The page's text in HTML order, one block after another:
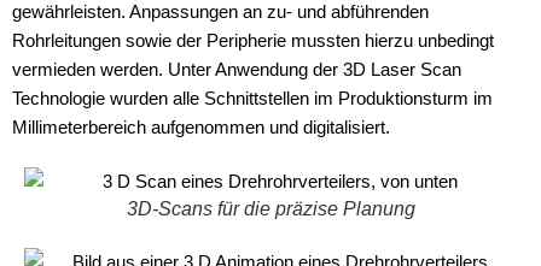
gewährleisten. Anpassungen an zu- und abführenden
Rohrleitungen sowie der Peripherie mussten hierzu unbedingt
vermieden werden. Unter Anwendung der 3D Laser Scan
Technologie wurden alle Schnittstellen im Produktionsturm im
Millimeterbereich aufgenommen und digitalisiert.
3D-Scans für die präzise Planung